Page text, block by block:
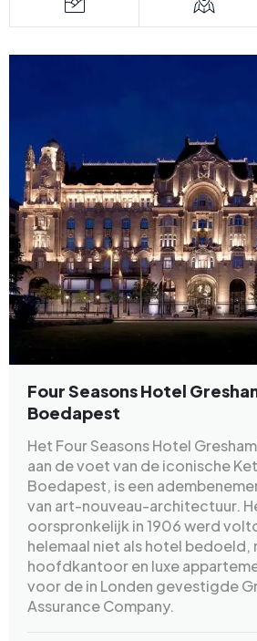
Four Seasons Hotel
Boedapest
Het Four Seasons Hotel
aan de voet van de iconische
Boedapest, is een
van art-nouveau-architectuur.
oorspronkelijk in 1906 werd
helemaal niet als hotel bedoeld,
hoofdkantoor en luxe
voor de in Londen gevestigde
Assurance Company.